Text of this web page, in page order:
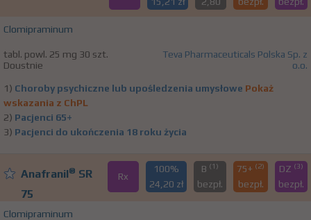
Clomipraminum
tabl. powl. 25 mg 30 szt.
Doustnie
Teva Pharmaceuticals Polska Sp. z
o.o.
1) Choroby psychiczne lub upośledzenia umysłowe Pokaż
wskazania z ChPL
2) Pacjenci 65+
3) Pacjenci do ukończenia 18 roku życia
Anafranil® SR
75
Rx
100%
24,20 zł
B (1)
bezpł.
75+ (2)
bezpł.
DZ (3)
bezpł.
Clomipraminum